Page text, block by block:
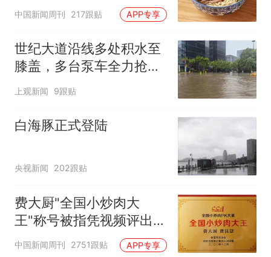
中国新闻周刊 217跟贴 APP专享
世纪大道沿线多处积水至
膝盖，多台泵车全力抢
排，建议市民尽量避免附
上观新闻 9跟贴
白海豚正式登陆
央视新闻 202跟贴
费大厨"全国小炒肉大
王"称号被指凭视频评出
官方回应
中国新闻周刊 2751跟贴 APP专享